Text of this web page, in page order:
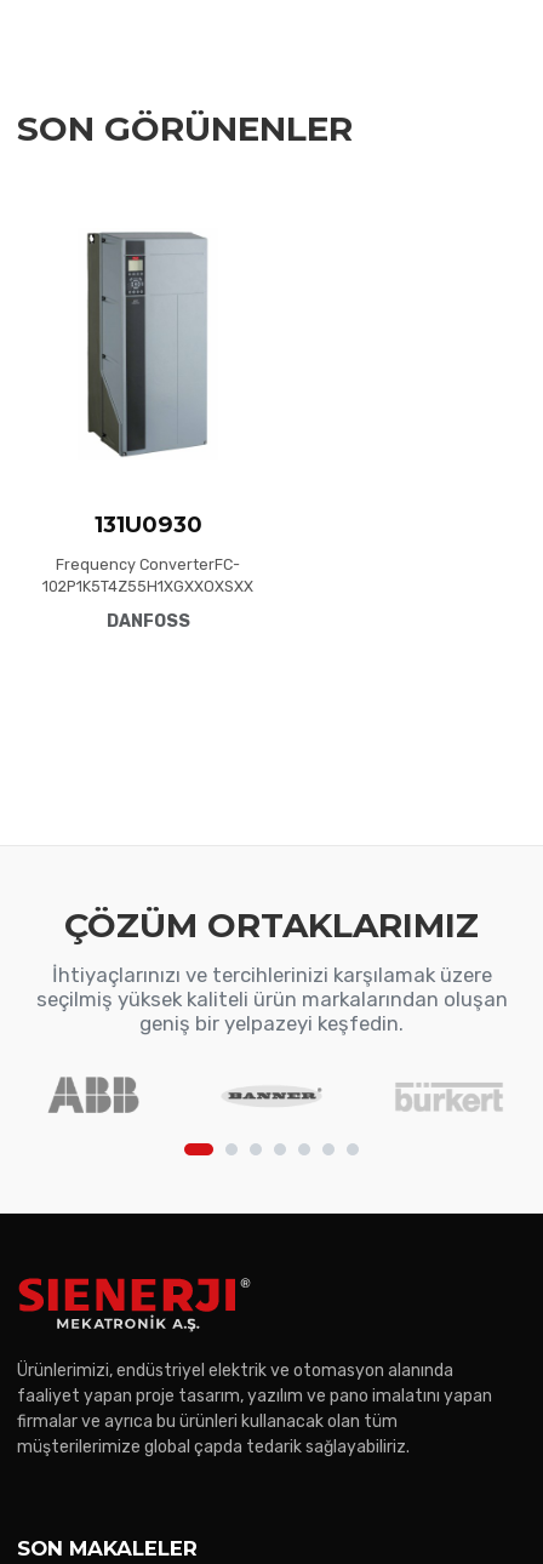
SON GÖRÜNENLER
131U0930
Frequency ConverterFC-
102P1K5T4Z55H1XGXXOXSXX
Drive FC-102(P1K5) 1.5 KW /
DANFOSS
ÇÖZÜM ORTAKLARIMIZ
İhtiyaçlarınızı ve tercihlerinizi karşılamak üzere
seçilmiş yüksek kaliteli ürün markalarından oluşan
geniş bir yelpazeyi keşfedin.
Ürünlerimizi, endüstriyel elektrik ve otomasyon alanında
faaliyet yapan proje tasarım, yazılım ve pano imalatını yapan
firmalar ve ayrıca bu ürünleri kullanacak olan tüm
müşterilerimize global çapda tedarik sağlayabiliriz.
SON MAKALELER